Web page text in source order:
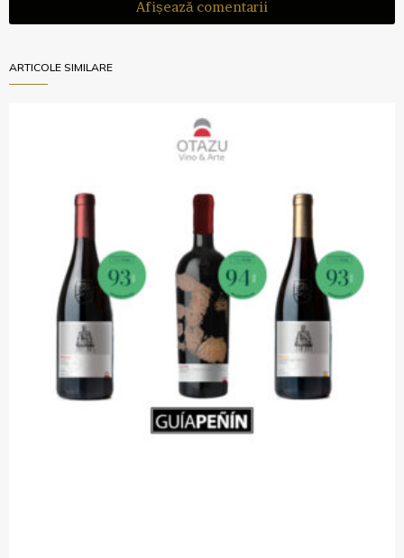
Afișează comentarii
ARTICOLE SIMILARE